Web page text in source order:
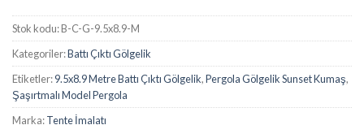
Stok kodu:B-C-G-9.5x8.9-M
Kategoriler:Battı Çıktı Gölgelik
Etiketler:9.5x8.9 Metre Battı Çıktı Gölgelik,Pergola Gölgelik Sunset Kumaş,
Şaşırtmalı Model Pergola
Marka:Tente İmalatı